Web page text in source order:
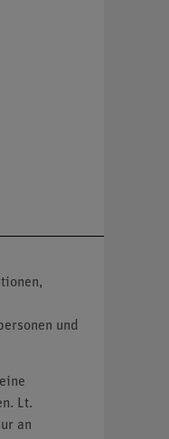
und
Lt.
an